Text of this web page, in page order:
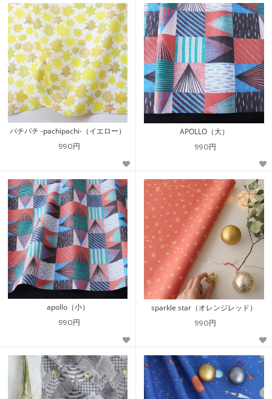
パチパチ -pachipachi-（イエロー）
990円
APOLLO（大）
990円
apollo（小）
990円
sparkle star（オレンジレッド）
990円